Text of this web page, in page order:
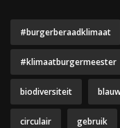
#burgerberaadklimaat
#klimaatburgermeester
biodiversiteit
circulair gebruik